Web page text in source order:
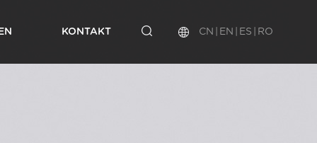
KONTAKT CN EN ES RO